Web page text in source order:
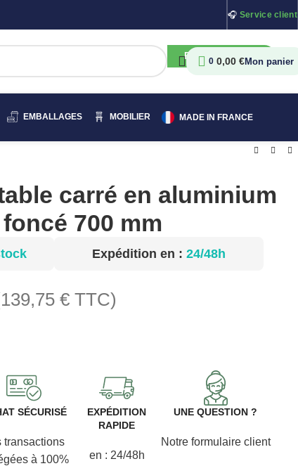
🎧 Service client
RECHERCHER
0 0,00 €
EMBALLAGES MOBILIER MADE IN FRANCE
carré en aluminium
700 mm
Expédition en :24/48h
139,75€ TTC)
SÉCURISÉ
transactions
à 100%
EXPÉDITION
RAPIDE
en : 24/48h
UNE QUESTION ?
Notre formulaire client